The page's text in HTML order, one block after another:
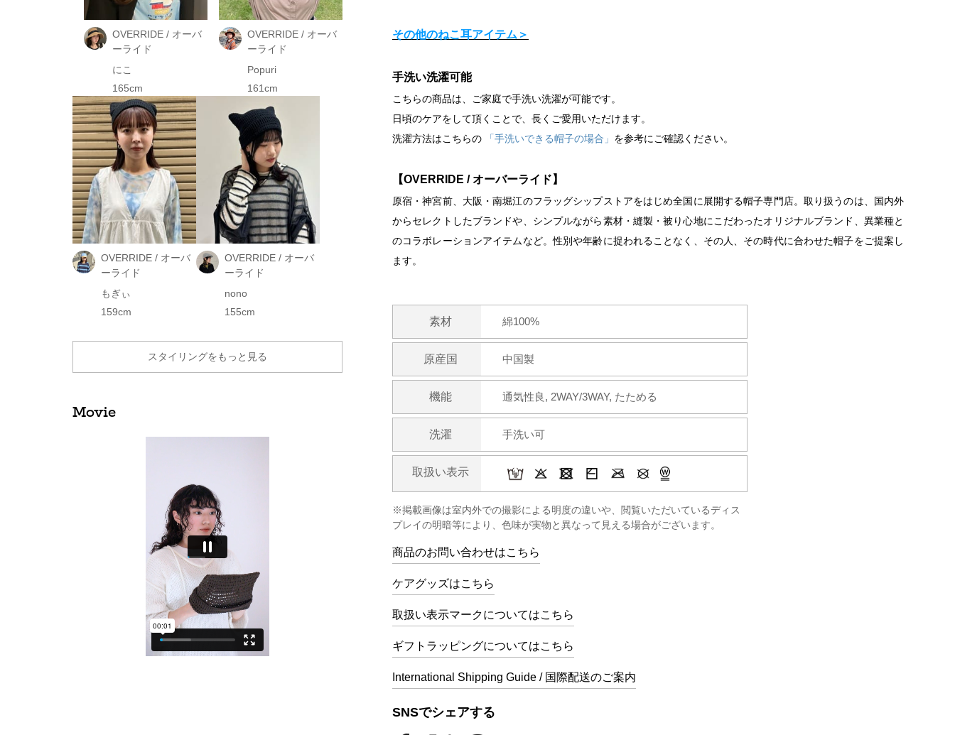
OVERRIDE / オーバ
ーライド
にこ
165cm
OVERRIDE / オーバ
ーライド
Popuri
161cm
OVERRIDE / オーバ
ーライド
もぎぃ
159cm
OVERRIDE / オーバ
ーライド
nono
155cm
スタイリングをもっと見る
Movie
その他のねこ耳アイテム＞
手洗い洗濯可能
こちらの商品は、ご家庭で手洗い洗濯が可能です。
日頃のケアをして頂くことで、長くご愛用いただけます。
洗濯方法はこちらの
「手洗いできる帽子の場合」 を参考にご確認ください。
【OVERRIDE / オーバーライド】
原宿・神宮前、大阪・南堀江のフラッグシップストアをはじめ全国に展開する帽子専門店。取り扱うのは、国内外
からセレクトしたブランドや、シンプルながら素材・縫製・被り心地にこだわったオリジナルブランド、異業種と
のコラボレーションアイテムなど。性別や年齢に捉われることなく、その人、その時代に合わせた帽子をご提案し
ます。
素材 綿100%
原産国 中国製
機能 通気性良, 2WAY/3WAY, たためる
洗濯 手洗い可
取扱い表示
※掲載画像は室内外での撮影による明度の違いや、閲覧いただいているディス
プレイの明暗等により、色味が実物と異なって見える場合がございます。
商品のお問い合わせはこちら
ケアグッズはこちら
取扱い表示マークについてはこちら
ギフトラッピングについてはこちら
International Shipping Guide / 国際配送のご案内
SNSでシェアする